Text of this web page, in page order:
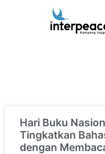
Hari Buku
Tingkatkan
dengan